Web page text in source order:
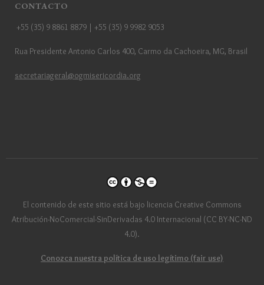
CONTACTO
+55 (35) 9 8861 8879 | +55 (35) 9 9982 9053
Rua Presidente Antonio Carlos 400, Carmo da Cachoeira, MG, Brasil
secretariageral@ogmisericordia.org
El contenido de este sitio está bajo licencia Creative Commons
Atribución-NoComercial-SinDerivadas 4.0 Internacional (CC BY-NC-ND
4.0).
Conozca nuestra política de uso legítimo (fair use)